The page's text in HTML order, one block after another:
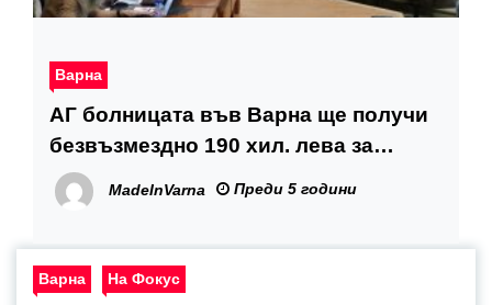
Варна
АГ болницата във Варна ще получи
безвъзмездно 190 хил. лева за
ремонтни дейности
MadeInVarna Преди 5 години
Варна На Фокус